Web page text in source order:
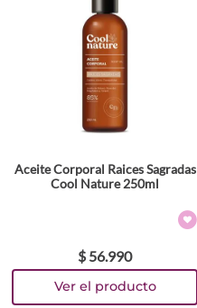
Aceite Corporal Raices Sagradas
Cool Nature 250ml
$ 56.990